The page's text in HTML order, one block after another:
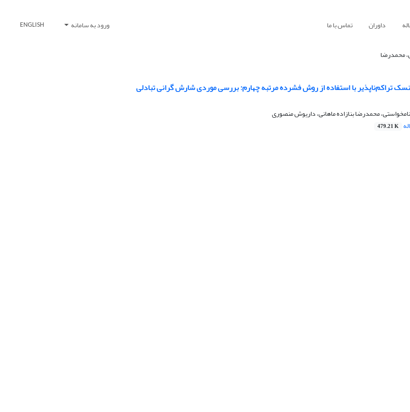
داوران تماس با ما ورود به سامانه ENGLISH
محمدرضا
تراکم‌ناپذیر با استفاده از روش فشرده مرتبه چهارم: بررسی موردی شارش گرانی تبادلی
محمدرضا بنازاده ماهانی، داریوش منصوری
479.21 K